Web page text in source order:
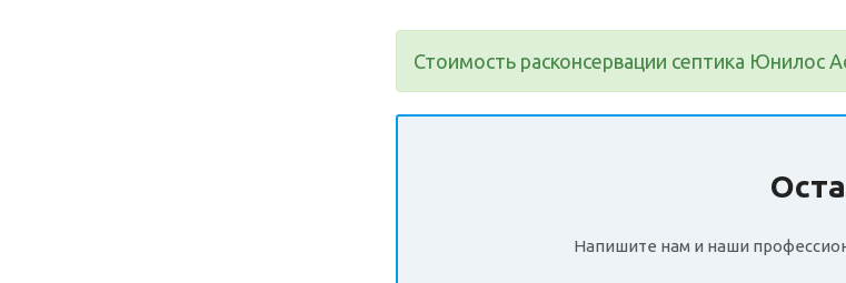
Стоимость расконсервации септика Юнилос
Напишите нам и наши